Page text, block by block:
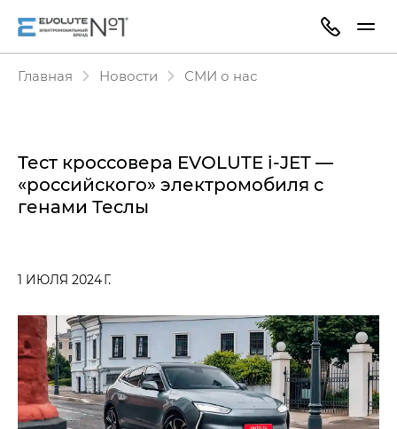
Главная Новости СМИ о нас
Тест кроссовера EVOLUTE i‑JET —
«российского» электромобиля с
генами Теслы
1 ИЮЛЯ 2024 Г.